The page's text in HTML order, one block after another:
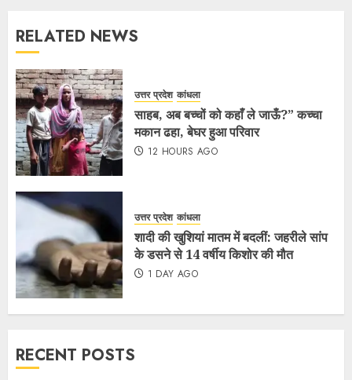
RELATED NEWS
उत्तर प्रदेश कांधला
साहब, अब बच्चों को कहाँ ले जाऊँ?” कच्चा
मकान ढहा, बेघर हुआ परिवार
12 HOURS AGO
उत्तर प्रदेश कांधला
शादी की खुशियां मातम में बदलीं: जहरीले सांप
के डसने से 14 वर्षीय किशोर की मौत
1 DAY AGO
RECENT POSTS